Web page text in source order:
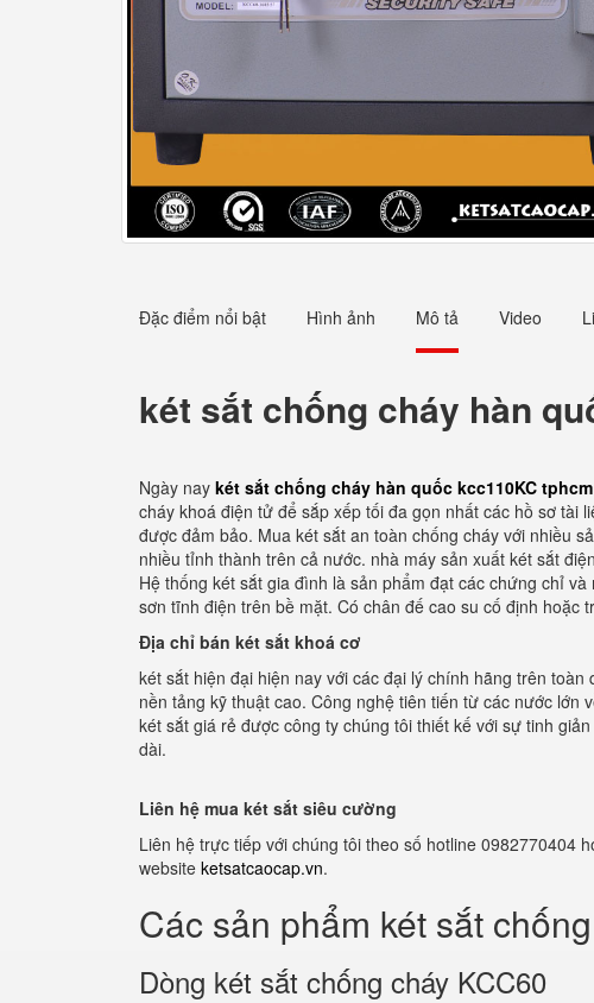
Đặc điểm nổi bật Hình ảnh Mô tả Video
két sắt chống cháy hàn
Ngày nay két sắt chống cháy hàn quốc kcc110KC tphcm
cháy khoá điện tử để sắp xếp tối đa gọn nhất các hồ sơ tài
được đảm bảo. Mua két sắt an toàn chống cháy với nhiều
nhiều tỉnh thành trên cả nước. nhà máy sản xuất két sắt
Hệ thống két sắt gia đình là sản phẩm đạt các chứng chỉ
sơn tĩnh điện trên bề mặt. Có chân đế cao su cố định hoặc
Địa chỉ bán két sắt khoá cơ
két sắt hiện đại hiện nay với các đại lý chính hãng trên
nền tảng kỹ thuật cao. Công nghệ tiên tiến từ các nước lớn
két sắt giá rẻ được công ty chúng tôi thiết kế với sự tinh
dài.
Liên hệ mua két sắt siêu cường
Liên hệ trực tiếp với chúng tôi theo số hotline 0982770404
website ketsatcaocap.vn.
Các sản phẩm két sắt
Dòng két sắt chống cháy KCC60